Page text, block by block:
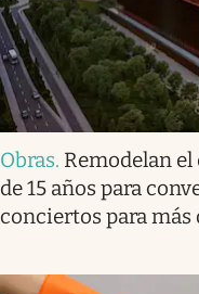
Obras. Remodelan
de 15 años para
conciertos para más